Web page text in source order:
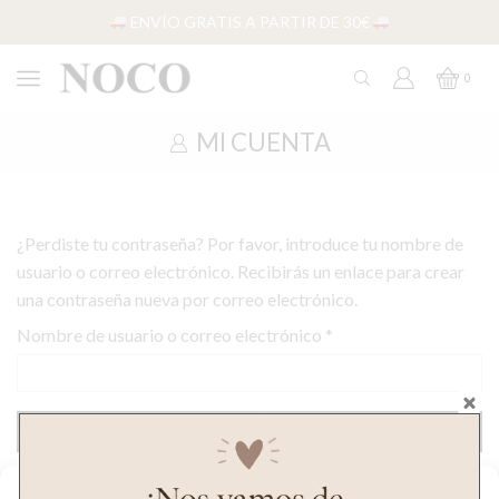
Gestionar consentimiento
0
MI CUENTA
¿Perdiste tu contraseña? Por favor, introduce tu nombre de
usuario o correo electrónico. Recibirás un enlace para crear
una contraseña nueva por correo electrónico.
Nombre de usuario o correo electrónico *